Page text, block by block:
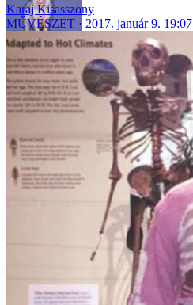
Karaj Kisasszony
MŰVÉSZET
2017. január 9. 19:07